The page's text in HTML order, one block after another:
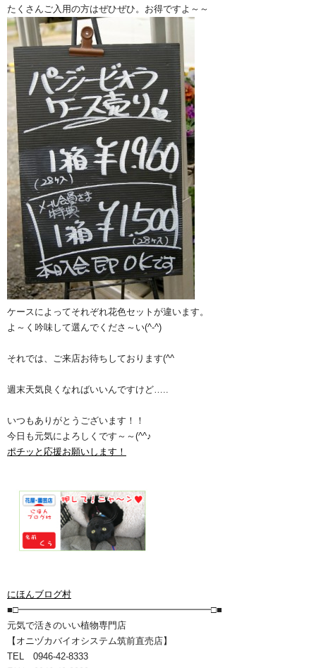
たくさんご入用の方はぜひぜひ。お得ですよ～～
ケースによってそれぞれ花色セットが違います。
よ～く吟味して選んでくださ～い(^-^)
それでは、ご来店お待ちしております(^^ゞ
週末天気良くなればいいんですけど…..
いつもありがとうございます！！
今日も元気によろしくです～～(^^♪
ポチッと応援お願いします！
にほんブログ村
■□━━━━━━━━━━━━━━━━━━━━━□■
元気で活きのいい植物専門店
【オニヅカバイオシステム筑前直売店】
TEL 0946-42-8333